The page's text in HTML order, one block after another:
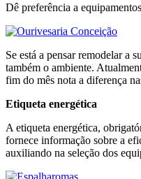
Dê preferência a
Se está a pensar remodelar a
também o ambiente.
fim do mês nota a diferença
Etiqueta energética
A etiqueta energética,
fornece informação sobre a
auxiliando na seleção dos